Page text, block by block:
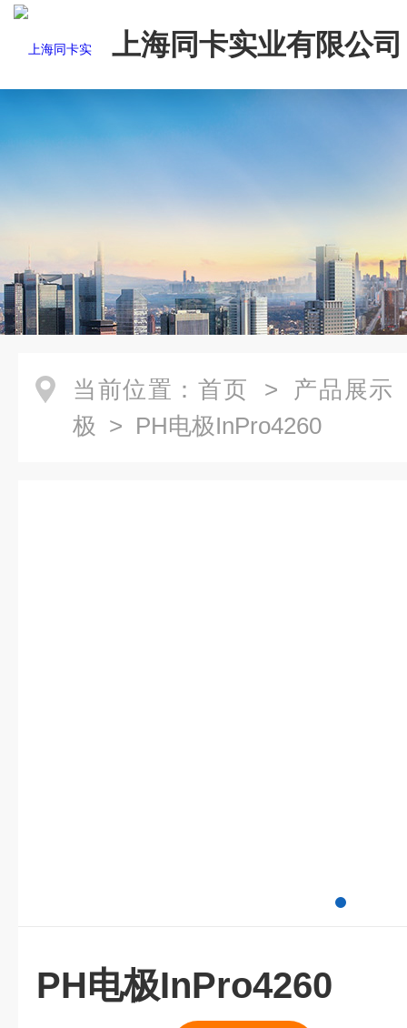
上海同卡实业有限公司
当前位置： 首页 > 产品展示
极 > PH电极InPro4260
PH电极InPro4260